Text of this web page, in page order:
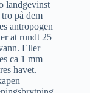
landgevinst
på dem
antropogen
at rundt 25
Eller
ca 1 mm
havet.